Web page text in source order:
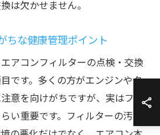
は欠かせません。
ちな健康管理ポイント
アコンフィルターの点検・交換
です。多くの方がエンジンやタ
意を向けがちですが、実はフィ
い重要です。フィルターの汚れ